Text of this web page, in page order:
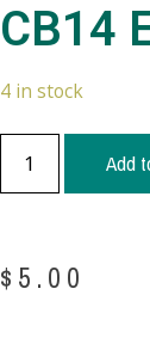
CB14
4 in stock
Add
$ 5.00